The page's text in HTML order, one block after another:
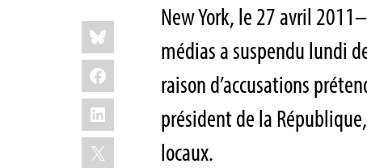
Share
this:
Bluesky
Facebook
LinkedIn
X
New York, le 27 avril
médias a suspendu lundi
raison d’accusations
président de la
locaux.